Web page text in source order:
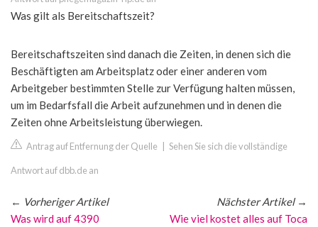
Was gilt als Bereitschaftszeit?
Bereitschaftszeiten sind danach die Zeiten, in denen sich die
Beschäftigten am Arbeitsplatz oder einer anderen vom
Arbeitgeber bestimmten Stelle zur Verfügung halten müssen,
um im Bedarfsfall die Arbeit aufzunehmen und in denen die
Zeiten ohne Arbeitsleistung überwiegen.
Antrag auf Entfernung der Quelle Sehen Sie sich die vollständige
Antwort auf dbb.de an
← Vorheriger Artikel
Was wird auf 4390
Nächster Artikel→
Wie viel kostet alles auf Toca